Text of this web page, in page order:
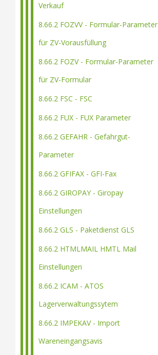
Verkauf
8.66.2 FOZVV - Formular-Parameter
für ZV-Vorausfüllung
8.66.2 FOZV - Formular-Parameter
für ZV-Formular
8.66.2 FSC - FSC
8.66.2 FUX - FUX Parameter
8.66.2 GEFAHR - Gefahrgut-
Parameter
8.66.2 GFIFAX - GFI-Fax
8.66.2 GIROPAY - Giropay
Einstellungen
8.66.2 GLS - Paketdienst GLS
8.66.2 HTMLMAIL HMTL Mail
Einstellungen
8.66.2 ICAM - ATOS
Lagerverwaltungssytem
8.66.2 IMPEKAV - Import
Wareneingangsavis